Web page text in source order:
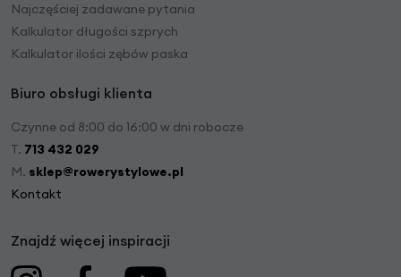
Najczęściej zadawane pytania
Kalkulator długości szprych
Kalkulator ilości zębów paska
Biuro obsługi klienta
Czynne od 8:00 do 16:00 w dni robocze
T. 713 432 029
M. sklep@rowerystylowe.pl
Kontakt
Znajdź więcej inspiracji